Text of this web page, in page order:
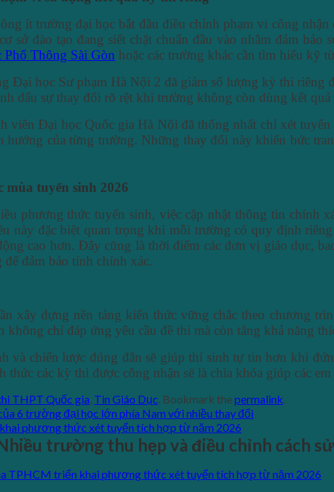
ít trường đại học bắt đầu điều chỉnh phạm vi công
sở đào tạo đang siết chặt chuẩn đầu vào nhằm đảm
Thông Sài Gòn hoặc các trường khác cần tìm hiểu kỹ
Đại học Sư phạm Hà Nội 2 đã giảm số lượng kỳ thi
dấu sự thay đổi rõ rệt khi trường không còn dùng kết
viên Đại học Quốc gia Hà Nội đã thống nhất chỉ xét
của từng trường. Những thay đổi này khiến bức
tuyển sinh 2026
phương thức tuyển sinh, việc cập nhật thông tin
này đặc biệt quan trọng khi mỗi trường có quy định
cao hơn. Đây cũng là thời điểm các đơn vị giáo dục,
đảm bảo tính chính xác.
xây dựng nền tảng kiến thức vững chắc theo chương
không chỉ đáp ứng yêu cầu đề thi mà còn tăng khả năng
và chiến lược đúng đắn sẽ giúp thí sinh tự tin hơn khi
thức các kỳ thi được công nhận sẽ là chìa khóa giúp các
THPT Quốc gia, Tin Giáo Dục. Bookmark thepermalink.
6 trường đại học lớn phía Nam với nhiều thay đổi
phương thức xét tuyển tích hợp từ năm 2026
trường thu hẹp và điều chỉnh cách
TPHCM triển khai phương thức xét tuyển tích hợp từ năm 2026